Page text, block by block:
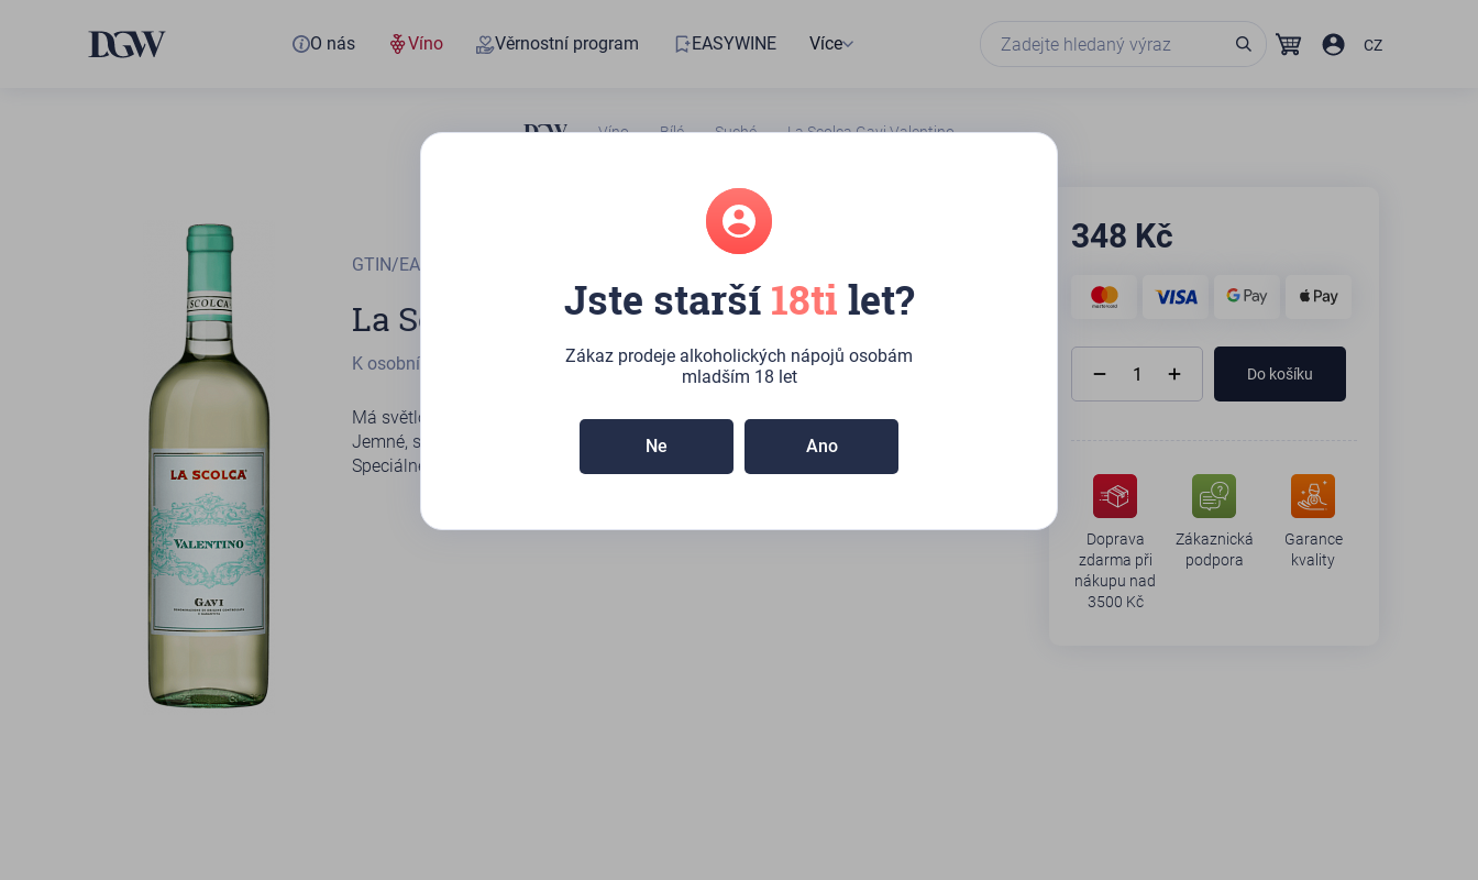
O nás Víno Věrnostní program EASYWINE Více CZ
Víno Bílé Suché La Scolca Gavi Valentino
GTIN/EAN
La Scolca Gavi Valentino
K osobnímu odběru: (Kateřinská 492/10, Praha)
Má světlou slámu. Typické pro Gavi, jemné, příjemně čerstvé.
Jemné, suché, dobře tvarované, bohaté na tělo, dlouhé.
Speciálně určeno k pití během jídla s lehkými jídly.
348 Kč
Do košíku
Doprava
zdarma při
nákupu nad
3500 Kč
Zákaznická
podpora
Garance
kvality
Jste starší 18ti let?
Zákaz prodeje alkoholických nápojů osobám
mladším 18 let
Ne Ano